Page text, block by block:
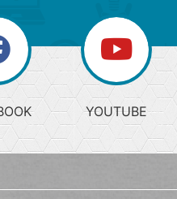
YOUTUBE